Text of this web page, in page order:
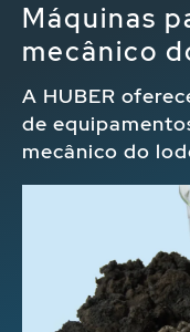
Máquinas
mecânico
A HUBER
de
mecânico do